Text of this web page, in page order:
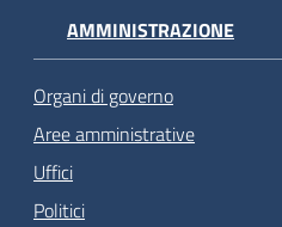
AMMINISTRAZIONE
Organi di governo
Aree amministrative
Uffici
Politici